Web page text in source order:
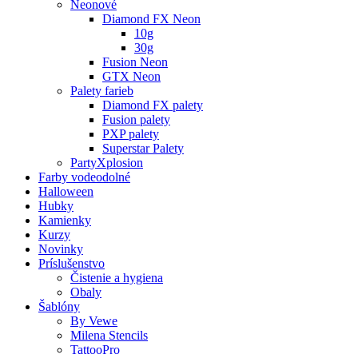
Neonové
Diamond FX Neon
10g
30g
Fusion Neon
GTX Neon
Palety farieb
Diamond FX palety
Fusion palety
PXP palety
Superstar Palety
PartyXplosion
Farby vodeodolné
Halloween
Hubky
Kamienky
Kurzy
Novinky
Príslušenstvo
Čistenie a hygiena
Obaly
Šablóny
By Vewe
Milena Stencils
TattooPro